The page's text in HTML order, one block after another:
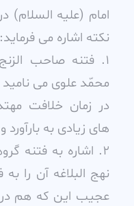
امام (عليه السلام)
نکته اشاره مى فرمايد:
1. فتنه صاحب
محمّد علوى مى ناميد
در زمان خلافت
هاى زيادى به
2. اشاره به فتنه
نهج البلاغه آن را
عجيب اين که هم